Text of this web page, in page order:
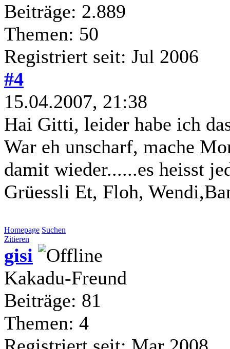
Beiträge: 2.889
Themen: 50
Registriert seit: Jul 2006
#4
15.04.2007, 21:38
Hai Gitti, leider habe ich
War eh unscharf, mache
damit wieder......es heisst
Grüessli Et, Floh,
Homepage Suchen
Zitieren
gisi
Kakadu-Freund
Beiträge: 81
Themen: 4